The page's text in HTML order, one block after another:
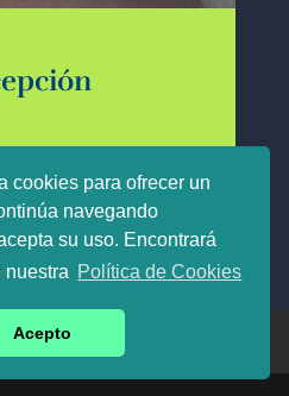
cookies para ofrecer un
navegando
su uso. Encontrará
nuestra Política de Cookies
Acepto
Política de Cookies